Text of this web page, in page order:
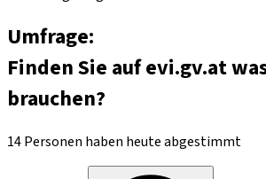
Umfrage:
Finden Sie auf evi.gv.at
brauchen?
14 Personen haben heute abgestimmt